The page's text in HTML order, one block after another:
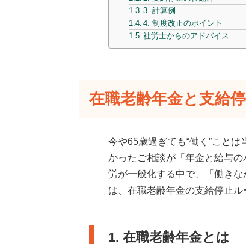
3. 計算例
4. 制度改正のポイント
社労士からのアドバイス
在職老齢年金と支給
今や65歳過ぎても“働く”こと
かったご相談が「年金と給与
労が一般化する中で、「働き
は、在職老齢年金の支給停止ル
1. 在職老齢年金とは